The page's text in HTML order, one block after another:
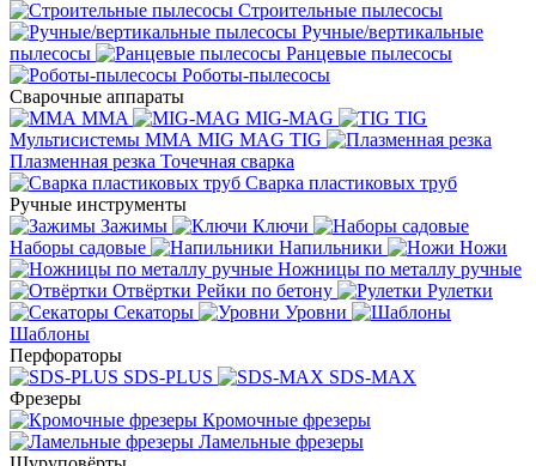
Строительные пылесосы
Ручные/вертикальные
пылесосы
Ранцевые пылесосы
Роботы-пылесосы
Сварочные аппараты
MMA
MIG-MAG
TIG
Мультисистемы ММА MIG MAG TIG
Плазменная резка Точечная сварка
Cварка пластиковых труб
Ручные инструменты
Зажимы
Ключи
Наборы садовые
Напильники
Ножи
Ножницы по металлу ручные
Отвёртки Рейки по бетону
Рулетки
Секаторы
Уровни
Шаблоны
Перфораторы
SDS-PLUS
SDS-MAX
Фрезеры
Кромочные фрезеры
Ламельные фрезеры